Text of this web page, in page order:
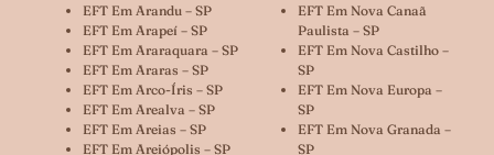
EFT Em Arandu – SP
EFT Em Arapeí – SP
EFT Em Araraquara – SP
EFT Em Araras – SP
EFT Em Arco-Íris – SP
EFT Em Arealva – SP
EFT Em Areias – SP
EFT Em Areiópolis – SP
EFT Em Nova Canaã
Paulista – SP
EFT Em Nova Castilho –
SP
EFT Em Nova Europa –
SP
EFT Em Nova Granada –
SP